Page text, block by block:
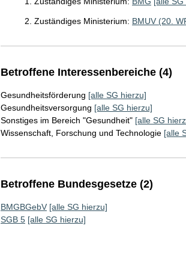
2. Zuständiges Ministerium: BMUV (20.
Betroffene Interessenbereiche (4)
Gesundheitsförderung [alle SG hierzu]
Gesundheitsversorgung [alle SG hierzu]
Sonstiges im Bereich "Gesundheit" [alle SG
Wissenschaft, Forschung und Technologie [alle
Betroffene Bundesgesetze (2)
BMGBGebV [alle SG hierzu]
SGB 5 [alle SG hierzu]